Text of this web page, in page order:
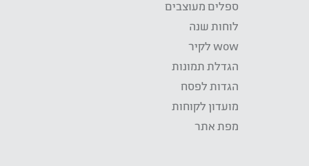
ספלים מעוצבים
לוחות שנה
wow לקיר
הגדלת תמונות
הגדות לפסח
מועדון לקוחות
מפת אתר